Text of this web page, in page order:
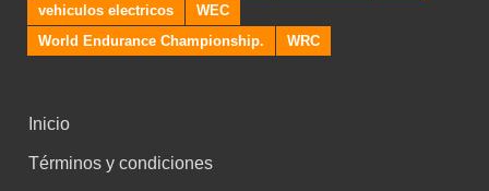
vehiculos electricos
WEC
World Endurance Championship.
WRC
Inicio
Términos y condiciones